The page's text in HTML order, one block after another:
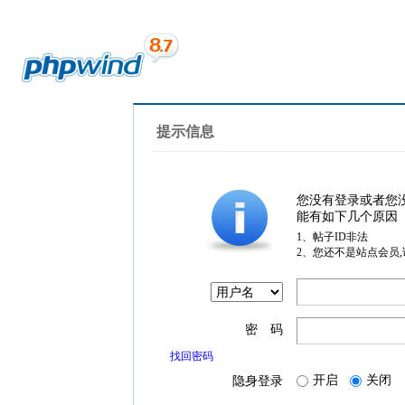
提示信息
您没有登录或者您
能有如下几个原因
1、帖子ID非法
2、您还不是站点会员
密 码
找回密码
隐身登录 开启 关闭